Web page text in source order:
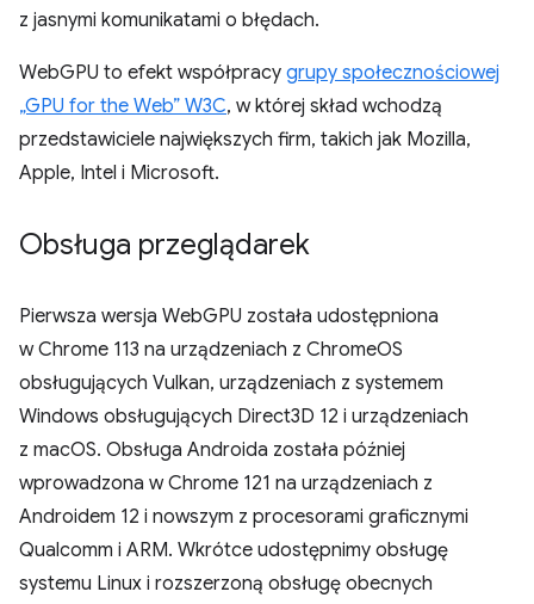
z jasnymi komunikatami o błędach.
WebGPU to efekt współpracy grupy społecznościowej
„GPU for the Web” W3C, w której skład wchodzą
przedstawiciele największych firm, takich jak Mozilla,
Apple, Intel i Microsoft.
Obsługa przeglądarek
Pierwsza wersja WebGPU została udostępniona
w Chrome 113 na urządzeniach z ChromeOS
obsługujących Vulkan, urządzeniach z systemem
Windows obsługujących Direct3D 12 i urządzeniach
z macOS. Obsługa Androida została później
wprowadzona w Chrome 121 na urządzeniach z
Androidem 12 i nowszym z procesorami graficznymi
Qualcomm i ARM. Wkrótce udostępnimy obsługę
systemu Linux i rozszerzoną obsługę obecnych